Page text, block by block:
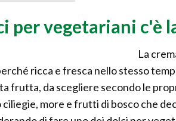
per vegetariani c'è
La
ricca e fresca nello stesso
frutta, da scegliere secondo le
ciliegie, more e frutti di bosco che